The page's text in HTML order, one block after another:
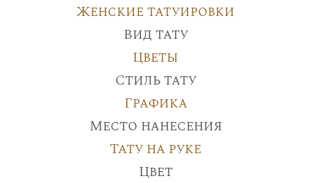
Женские татуировки
Вид тату
Цветы
Стиль тату
Графика
Место нанесения
Тату на руке
Цвет